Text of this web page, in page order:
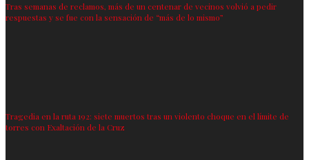
Tras semanas de reclamos, más de un centenar de vecinos volvió a pedir
respuestas y se fue con la sensación de “más de lo mismo”
Tragedia en la ruta 192: siete muertos tras un violento choque en el límite de
torres con Exaltación de la Cruz